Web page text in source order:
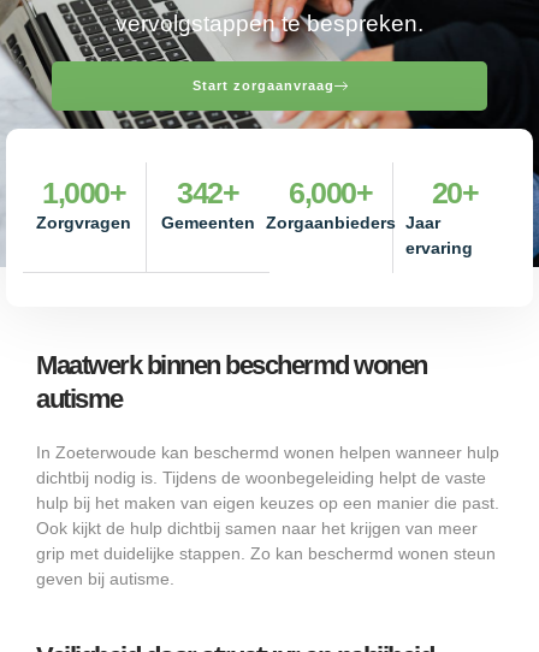
vervolgstappen te bespreken.
Start zorgaanvraag
Zorgvragen
1,000+
Gemeenten
342+
Zorgaanbieders
6,000+
Jaar
ervaring
20+
Maatwerk binnen beschermd wonen
autisme
In Zoeterwoude kan beschermd wonen helpen wanneer hulp
dichtbij nodig is. Tijdens de woonbegeleiding helpt de vaste
hulp bij het maken van eigen keuzes op een manier die past.
Ook kijkt de hulp dichtbij samen naar het krijgen van meer
grip met duidelijke stappen. Zo kan beschermd wonen steun
geven bij autisme.